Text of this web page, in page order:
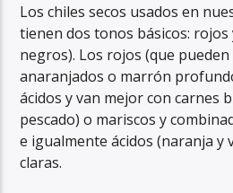
Los chiles secos usados en
tienen dos tonos básicos:
negros). Los rojos (que
anaranjados o marrón
ácidos y van mejor con carnes
pescado) o mariscos y
e igualmente ácidos (naranja y
claras.